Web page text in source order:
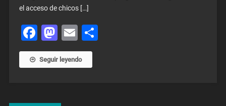
el acceso de chicos […]
Facebook
Mastodon
Email
Seguir leyendo